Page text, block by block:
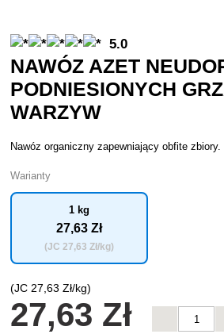
5.0
NAWÓZ AZET
PODNIESIONYCH
WARZYW
Nawóz organiczny zapewniający obfite
Warianty
1 kg
27,63 Zł
(JC27,63 Zł/kg)
(JC27,63 Zł/kg)
27,63 Zł